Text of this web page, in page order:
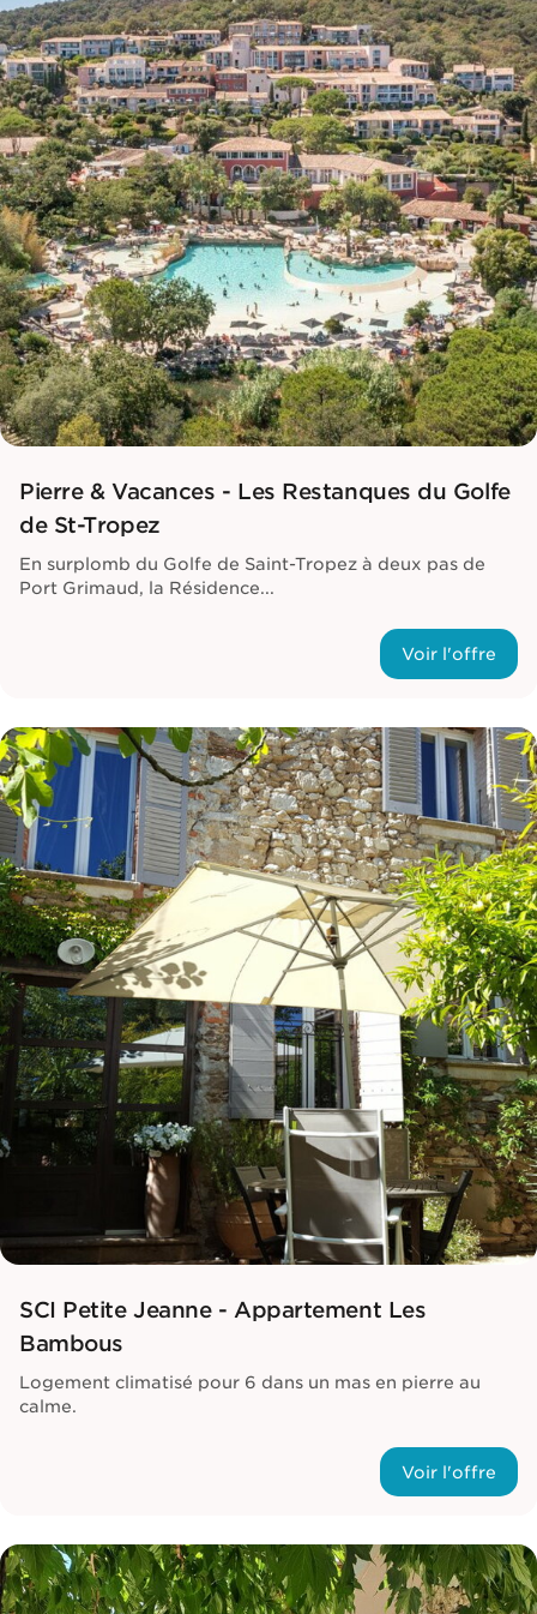
Pierre & Vacances - Les Restanques du Golfe
de St-Tropez
En surplomb du Golfe de Saint-Tropez à deux pas de
Port Grimaud, la Résidence...
Voir l'offre
SCI Petite Jeanne - Appartement Les
Bambous
Logement climatisé pour 6 dans un mas en pierre au
calme.
Voir l'offre